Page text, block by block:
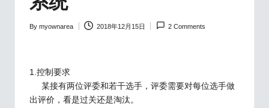
Posted
By myownarea 2018年12月15日 2 Comments
1.控制要求
某接有两位评委和若干选手，评委需要对每位选手做
出评价，看是过关还是淘汰。